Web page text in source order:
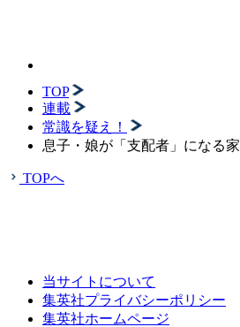
TOP
連載
常識を疑え！
息子・娘が「支配者」になる家
TOPへ
当サイトについて
集英社プライバシーポリシー
集英社ホームページ